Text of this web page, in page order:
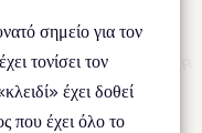
σημείο για τον
τονίσει τον
έχει δοθεί
που έχει όλο το